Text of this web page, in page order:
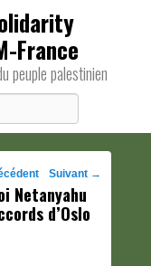
France
peuple palestinien
Suivant →
Netanyahu
d’Oslo